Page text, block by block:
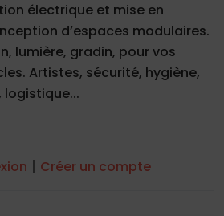
électrique et mise en
d’espaces modulaires.
lumière, gradin, pour vos
Artistes, sécurité, hygiène,
| Créer un compte